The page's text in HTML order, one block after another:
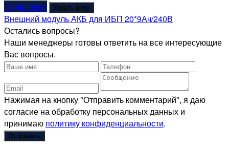
Подробнее
Узнать цену
Внешний модуль АКБ для ИБП 20*9Ач/240В
Остались вопросы?
Наши менеджеры готовы ответить на все интересующие
Вас вопросы.
Нажимая на кнопку "Отправить комментарий", я даю
согласие на обработку персональных данных и
принимаю политику конфиденциальности.